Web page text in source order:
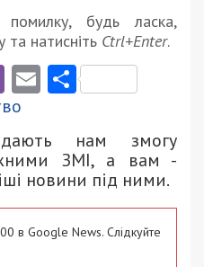
будь ласка,
та натисніть Ctrl+Enter.
ViberEmail
нам змогу
ЗМІ, а вам -
новини під ними.
в Google News. Слідкуйте